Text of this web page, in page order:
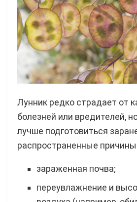
Лунник редко страдает от
болезней или вредителей,
лучше подготовиться
распространенные
зараженная почва;
переувлажнение и